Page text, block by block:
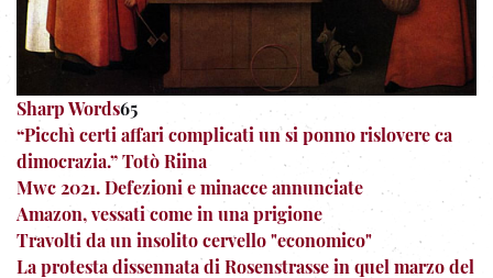
Sharp Words65
“Picchì certi affari complicati un si ponno rislovere ca
dimocrazia.” Totò Riina
Mwc 2021. Defezioni e minacce annunciate
Amazon, vessati come in una prigione
Travolti da un insolito cervello "economico"
La protesta dissennata di Rosenstrasse in quel marzo del